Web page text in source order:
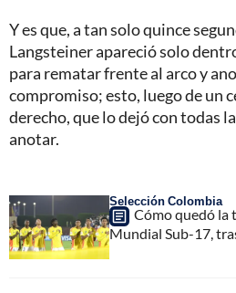
Y es que, a tan solo quince
Langsteiner apareció solo
para rematar frente al arco y
compromiso; esto, luego de un
derecho, que lo dejó con todas
anotar.
Selección Colombia
Cómo quedó la
Mundial Sub-17,